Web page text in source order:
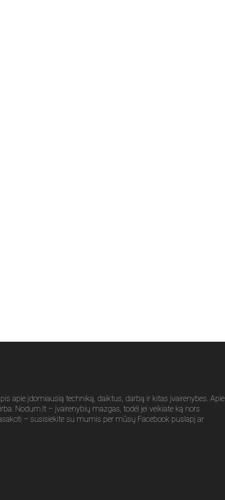
apie įdomiausią techniką, daiktus, darbą ir kitas įvairenybes. Apie
Nodum.lt – įvairenybių mazgas, todėl jei veikiate ką nors
– susisiekite su mumis per mūsų Facebook puslapį ar